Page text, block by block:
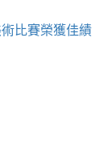
比賽榮獲佳績